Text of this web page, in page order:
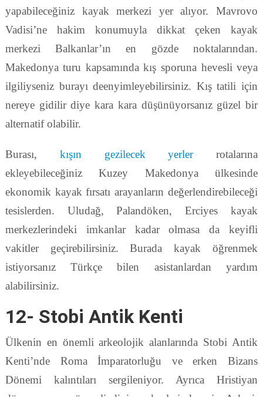
yapabileceğiniz kayak merkezi yer alıyor. Mavrovo
Vadisi’ne hakim konumuyla dikkat çeken kayak
merkezi Balkanlar’ın en gözde noktalarından.
Makedonya turu kapsamında kış sporuna hevesli veya
ilgiliyseniz burayı deenyimleyebilirsiniz. Kış tatili için
nereye gidilir diye kara kara düşünüyorsanız güzel bir
alternatif olabilir.
Burası, kışın gezilecek yerlerrotalarına
ekleyebileceğiniz Kuzey Makedonya ülkesinde
ekonomik kayak fırsatı arayanların değerlendirebileceği
tesislerden. Uludağ, Palandöken, Erciyes kayak
merkezlerindeki imkanlar kadar olmasa da keyifli
vakitler geçirebilirsiniz. Burada kayak öğrenmek
istiyorsanız Türkçe bilen asistanlardan yardım
alabilirsiniz.
12- Stobi Antik Kenti
Ülkenin en önemli arkeolojik alanlarında Stobi Antik
Kenti’nde Roma İmparatorluğu ve erken Bizans
Dönemi kalıntıları sergileniyor. Ayrıca Hristiyan